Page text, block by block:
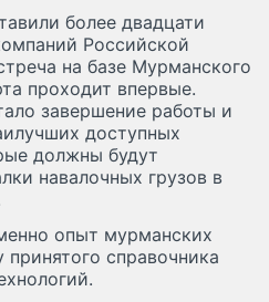
более двадцати
Российской
на базе Мурманского
проходит впервые.
завершение работы и
доступных
должны будут
навалочных грузов в
опыт мурманских
принятого справочника